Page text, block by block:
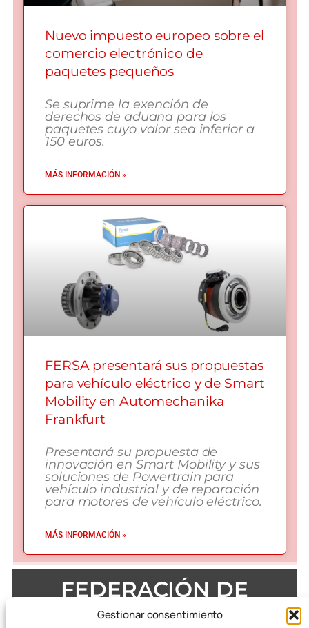
Gestionar consentimiento
Nuevo impuesto europeo sobre el
comercio electrónico de
paquetes pequeños
Se suprime la exención de
derechos de aduana para los
paquetes cuyo valor sea inferior a
150 euros.
MÁS INFORMACIÓN »
FERSA presentará sus propuestas
para vehículo eléctrico y de Smart
Mobility en Automechanika
Frankfurt
Presentará su propuesta de
innovación en Smart Mobility y sus
soluciones de Powertrain para
vehículo industrial y de reparación
para motores de vehículo eléctrico.
MÁS INFORMACIÓN »
FEDERACIÓN DE
EMPRESAS DEL METAL